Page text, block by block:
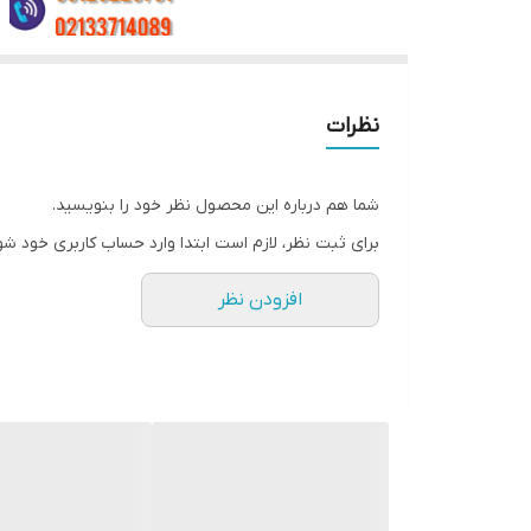
نظرات
شما هم درباره این محصول نظر خود را بنویسید.
برای ثبت نظر، لازم است ابتدا وارد حساب کاربری خود
افزودن نظر